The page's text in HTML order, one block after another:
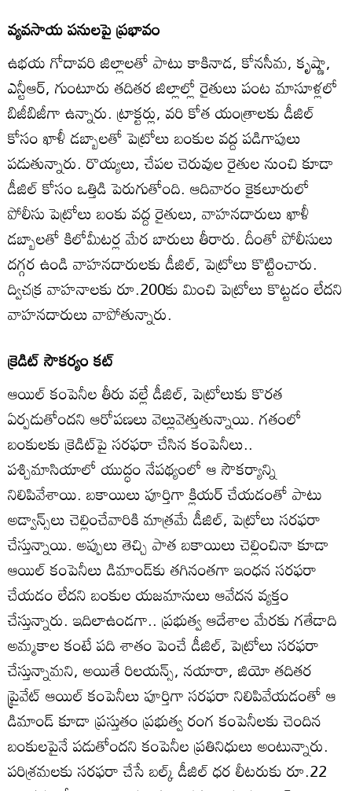
వ్యవసాయ పనులపై ప్రభావం
ఉభయ గోదావరి జిల్లాలతో పాటు కాకినాడ, కోనసీమ, కృష్ణా,
ఎన్టీఆర్‌, గుంటూరు తదితర జిల్లాల్లో రైతులు పంట మాసూళ్లలో
బిజీబిజీగా ఉన్నారు. ట్రాక్టర్లు, వరి కోత యంత్రాలకు డీజిల్‌
కోసం ఖాళీ డబ్బాలతో పెట్రోలు బంకుల వద్ద పడిగాపులు
పడుతున్నారు. రొయ్యలు, చేపల చెరువుల రైతుల నుంచి కూడా
డీజిల్‌ కోసం ఒత్తిడి పెరుగుతోంది. ఆదివారం కైకలూరులో
పోలీసు పెట్రోలు బంకు వద్ద రైతులు, వాహనదారులు ఖాళీ
డబ్బాలతో కిలోమీటర్ల మేర బారులు తీరారు. దీంతో పోలీసులు
దగ్గర ఉండి వాహనదారులకు డీజిల్‌, పెట్రోలు కొట్టించారు.
ద్విచక్ర వాహనాలకు రూ.200కు మించి పెట్రోలు కొట్టడం లేదని
వాహనదారులు వాపోతున్నారు.
క్రెడిట్‌ సౌకర్యం కట్‌
ఆయిల్‌ కంపెనీల తీరు వల్లే డీజిల్‌, పెట్రోలుకు కొరత
ఏర్పడుతోందని ఆరోపణలు వెల్లువెత్తుతున్నాయి. గతంలో
బంకులకు క్రెడిట్‌పై సరఫరా చేసిన కంపెనీలు..
పశ్చిమాసియాలో యుద్ధం నేపథ్యంలో ఆ సౌకర్యాన్ని
నిలిపివేశాయి. బకాయిలు పూర్తిగా క్లియర్‌ చేయడంతో పాటు
అడ్వాన్స్‌లు చెల్లించేవారికి మాత్రమే డీజిల్‌, పెట్రోలు సరఫరా
చేస్తున్నాయి. అప్పులు తెచ్చి పాత బకాయిలు చెల్లించినా కూడా
ఆయిల్‌ కంపెనీలు డిమాండ్‌కు తగినంతగా ఇంధన సరఫరా
చేయడం లేదని బంకుల యజమానులు ఆవేదన వ్యక్తం
చేస్తున్నారు. ఇదిలాఉండగా.. ప్రభుత్వ ఆదేశాల మేరకు గతేడాది
అమ్మకాల కంటే పది శాతం పెంచే డీజిల్‌, పెట్రోలు సరఫరా
చేస్తున్నామని, అయితే రిలయన్స్‌, నయారా, జియో తదితర
ప్రైవేట్‌ ఆయిల్‌ కంపెనీలు పూర్తిగా సరఫరా నిలిపివేయడంతో ఆ
డిమాండ్‌ కూడా ప్రస్తుతం ప్రభుత్వ రంగ కంపెనీలకు చెందిన
బంకులపైనే పడుతోందని కంపెనీల ప్రతినిధులు అంటున్నారు.
పరిశ్రమలకు సరఫరా చేసే బల్క్‌ డీజిల్‌ ధర లీటరుకు రూ.22